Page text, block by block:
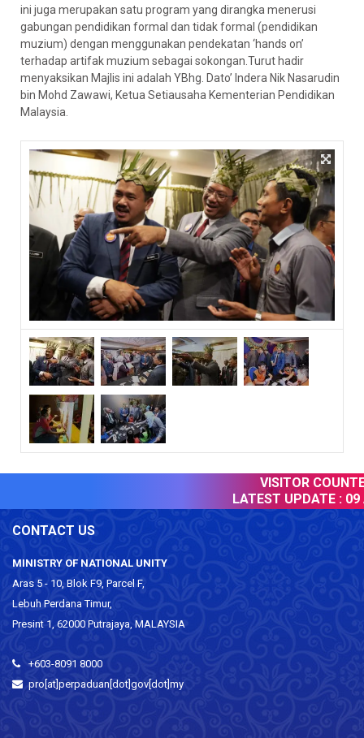
ini juga merupakan satu program yang dirangka menerusi
gabungan pendidikan formal dan tidak formal (pendidikan
muzium) dengan menggunakan pendekatan ‘hands on’
terhadap artifak muzium sebagai sokongan.Turut hadir
menyaksikan Majlis ini adalah YBhg. Dato’ Indera Nik Nasarudin
bin Mohd Zawawi, Ketua Setiausaha Kementerian Pendidikan
Malaysia.
VISITOR
LATEST UPDATE : 09
CONTACT US
MINISTRY OF NATIONAL UNITY
Aras 5 - 10, Blok F9, Parcel F,
Lebuh Perdana Timur,
Presint 1, 62000 Putrajaya, MALAYSIA
+603-8091 8000
pro[at]perpaduan[dot]gov[dot]my